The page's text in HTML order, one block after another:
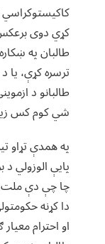
کړي دوی برعکس
طالبان په
ترسره کړې، یا
طالبانو د
شي کوم کس
په همدې تړاو
پایې الوزولي
چا چې دې
دا کړنه
او احترام